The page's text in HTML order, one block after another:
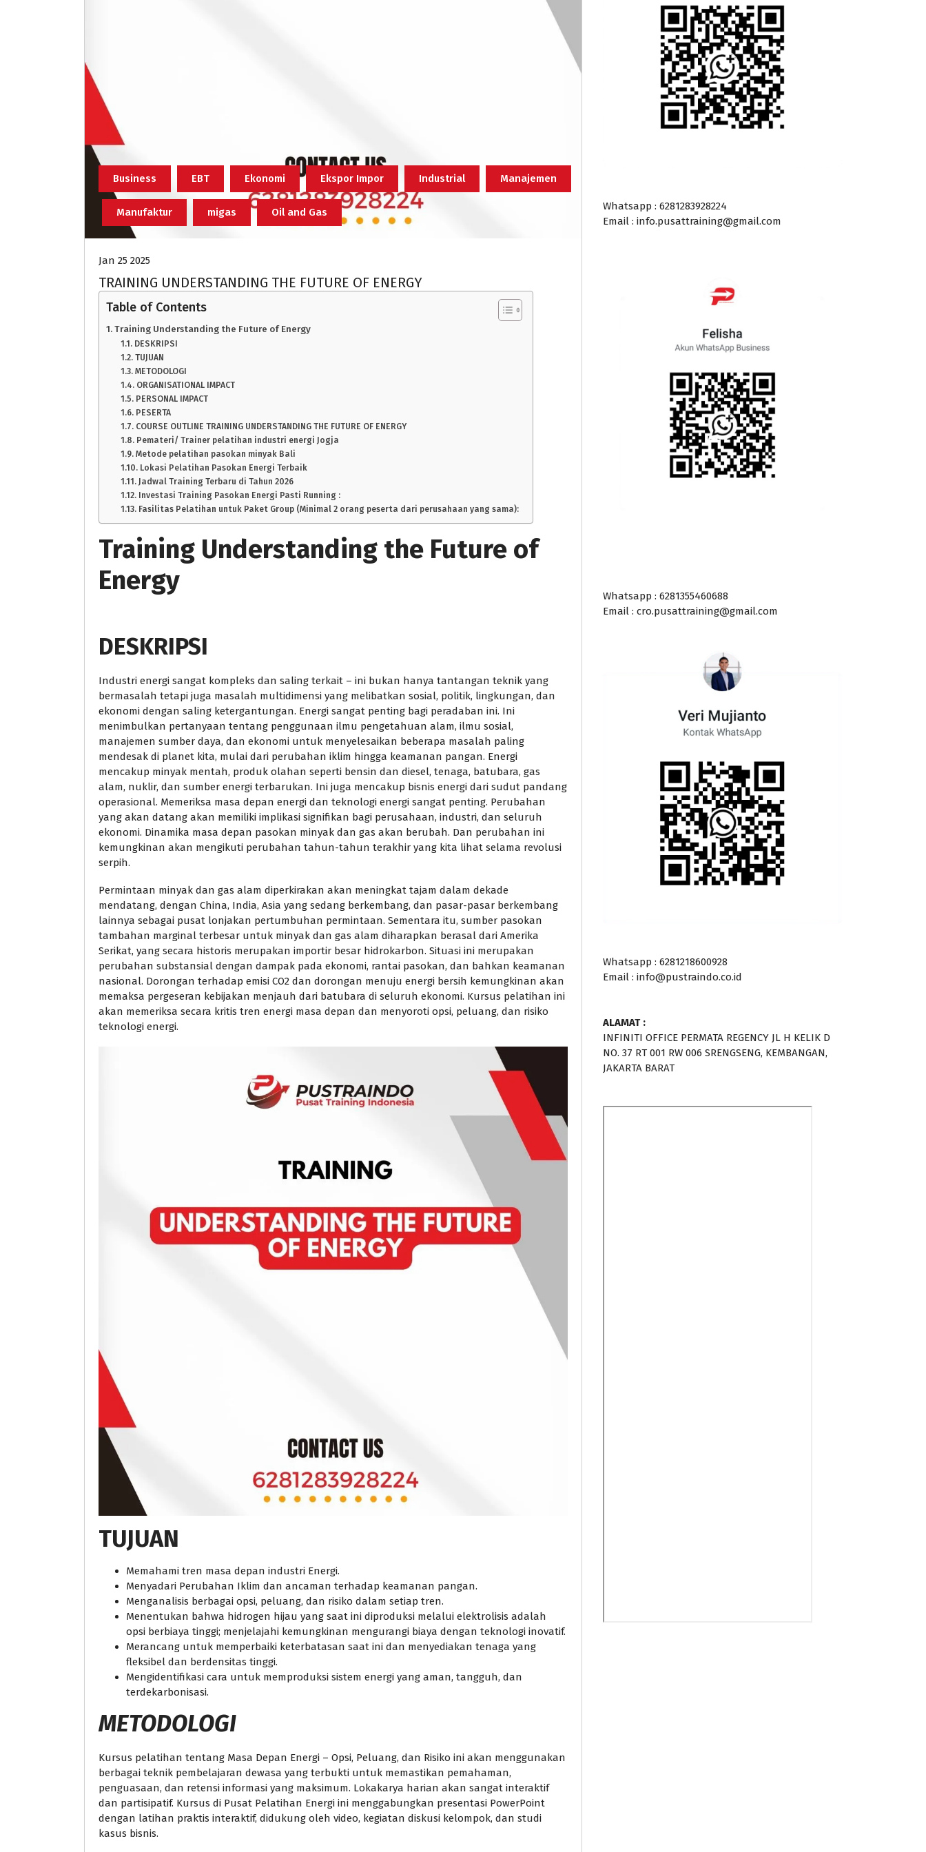
Business EBT Ekonomi Ekspor Impor Industrial Manajemen
Manufaktur migas Oil and Gas
Jan 25 2025
TRAINING UNDERSTANDING THE FUTURE OF ENERGY
Table of Contents
Training Understanding the Future of Energy
DESKRIPSI
TUJUAN
METODOLOGI
ORGANISATIONAL IMPACT
PERSONAL IMPACT
PESERTA
COURSE OUTLINE TRAINING UNDERSTANDING THE FUTURE OF ENERGY
Pemateri/ Trainer pelatihan industri energi Jogja
Metode pelatihan pasokan minyak Bali
Lokasi Pelatihan Pasokan Energi Terbaik
Jadwal Training Terbaru di Tahun 2026
Investasi Training Pasokan Energi Pasti Running :
Fasilitas Pelatihan untuk Paket Group (Minimal 2 orang peserta dari perusahaan yang sama):
Training Understanding the Future of
Energy
DESKRIPSI
Industri energi sangat kompleks dan saling terkait – ini bukan hanya tantangan teknik yang
bermasalah tetapi juga masalah multidimensi yang melibatkan sosial, politik, lingkungan, dan
ekonomi dengan saling ketergantungan. Energi sangat penting bagi peradaban ini. Ini
menimbulkan pertanyaan tentang penggunaan ilmu pengetahuan alam, ilmu sosial,
manajemen sumber daya, dan ekonomi untuk menyelesaikan beberapa masalah paling
mendesak di planet kita, mulai dari perubahan iklim hingga keamanan pangan. Energi
mencakup minyak mentah, produk olahan seperti bensin dan diesel, tenaga, batubara, gas
alam, nuklir, dan sumber energi terbarukan. Ini juga mencakup bisnis energi dari sudut pandang
operasional. Memeriksa masa depan energi dan teknologi energi sangat penting. Perubahan
yang akan datang akan memiliki implikasi signifikan bagi perusahaan, industri, dan seluruh
ekonomi. Dinamika masa depan pasokan minyak dan gas akan berubah. Dan perubahan ini
kemungkinan akan mengikuti perubahan tahun-tahun terakhir yang kita lihat selama revolusi
serpih.
Permintaan minyak dan gas alam diperkirakan akan meningkat tajam dalam dekade
mendatang, dengan China, India, Asia yang sedang berkembang, dan pasar-pasar berkembang
lainnya sebagai pusat lonjakan pertumbuhan permintaan. Sementara itu, sumber pasokan
tambahan marginal terbesar untuk minyak dan gas alam diharapkan berasal dari Amerika
Serikat, yang secara historis merupakan importir besar hidrokarbon. Situasi ini merupakan
perubahan substansial dengan dampak pada ekonomi, rantai pasokan, dan bahkan keamanan
nasional. Dorongan terhadap emisi CO2 dan dorongan menuju energi bersih kemungkinan akan
memaksa pergeseran kebijakan menjauh dari batubara di seluruh ekonomi. Kursus pelatihan ini
akan memeriksa secara kritis tren energi masa depan dan menyoroti opsi, peluang, dan risiko
teknologi energi.
TUJUAN
Memahami tren masa depan industri Energi.
Menyadari Perubahan Iklim dan ancaman terhadap keamanan pangan.
Menganalisis berbagai opsi, peluang, dan risiko dalam setiap tren.
Menentukan bahwa hidrogen hijau yang saat ini diproduksi melalui elektrolisis adalah
opsi berbiaya tinggi; menjelajahi kemungkinan mengurangi biaya dengan teknologi inovatif.
Merancang untuk memperbaiki keterbatasan saat ini dan menyediakan tenaga yang
fleksibel dan berdensitas tinggi.
Mengidentifikasi cara untuk memproduksi sistem energi yang aman, tangguh, dan
terdekarbonisasi.
METODOLOGI
Kursus pelatihan tentang Masa Depan Energi – Opsi, Peluang, dan Risiko ini akan menggunakan
berbagai teknik pembelajaran dewasa yang terbukti untuk memastikan pemahaman,
penguasaan, dan retensi informasi yang maksimum. Lokakarya harian akan sangat interaktif
dan partisipatif. Kursus di Pusat Pelatihan Energi ini menggabungkan presentasi PowerPoint
dengan latihan praktis interaktif, didukung oleh video, kegiatan diskusi kelompok, dan studi
kasus bisnis.
Whatsapp : 6281283928224
Email : info.pusattraining@gmail.com
Whatsapp : 6281355460688
Email : cro.pusattraining@gmail.com
Whatsapp : 6281218600928
Email : info@pustraindo.co.id
ALAMAT :
INFINITI OFFICE PERMATA REGENCY JL H KELIK D
NO. 37 RT 001 RW 006 SRENGSENG, KEMBANGAN,
JAKARTA BARAT